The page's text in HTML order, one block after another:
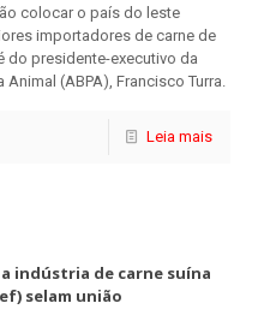
colocar o país do leste
importadores de carne de
do presidente-executivo da
(ABPA), Francisco Turra.
Leia mais
indústria de carne suína
selam união